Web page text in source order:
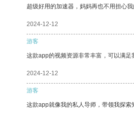
超级好用的加速器，妈妈再也不用担心我
2024-12-12
游客
这款app的视频资源非常丰富，可以满足
2024-12-12
游客
这款app就像我的私人导师，带领我探索